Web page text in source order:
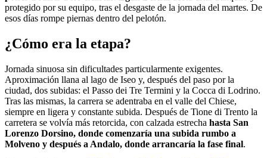
protegido por su equipo, tras el desgaste de la jornada del martes. De
esos días rompe piernas dentro del pelotón.
¿Cómo era la etapa?
Jornada sinuosa sin dificultades particularmente exigentes.
Aproximación llana al lago de Iseo y, después del paso por la
ciudad, dos subidas: el Passo dei Tre Termini y la Cocca di Lodrino.
Tras las mismas, la carrera se adentraba en el valle del Chiese,
siempre en ligera y constante subida. Después de Tione di Trento la
carretera se volvía más retorcida, con calzada estrecha hasta San
Lorenzo Dorsino, donde comenzaría una subida rumbo a
Molveno y después a Andalo, donde arrancaría la fase final.